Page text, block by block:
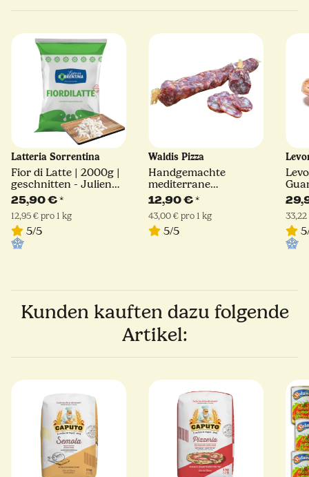
Latteria Sorrentina
Fior di Latte | 2000g |
geschnitten - Julienne
Schnitt | Latteria
Sorrentina
25,90 €*
12,95 € pro 1 kg
5/5
Waldis Pizza
Handgemachte
mediterrane
Edelsalami
12,90 €*
43,00 € pro 1 kg
5/5
33,22
Kunden kauften dazu folgende
Artikel: